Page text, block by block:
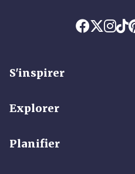
S'inspirer
Explorer
Planifier